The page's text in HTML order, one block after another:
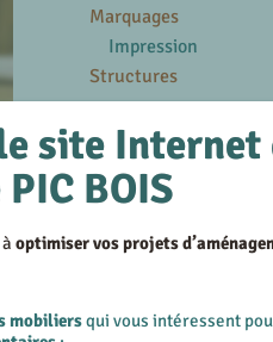
Marquages
Impression
Structures
En savoir plus
Voir les produits
Voir les réalisations
site Internet
BOIS
àoptimiser vos projets
mobiliersqui vous intéressent